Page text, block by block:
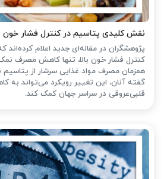
نقش کلیدی پتاسیم در کنترل فشار خون
پژوهشگران در مقاله‌ای جدید اعلام کرده‌اند
کنترل فشار خون بالا، تنها کاهش مصرف
همزمان مصرف مواد غذایی سرشار از پتاسیم
گفته آنان، این تغییر رویکرد می‌تواند به
قلبی‌عروقی در سراسر جهان کمک کند.